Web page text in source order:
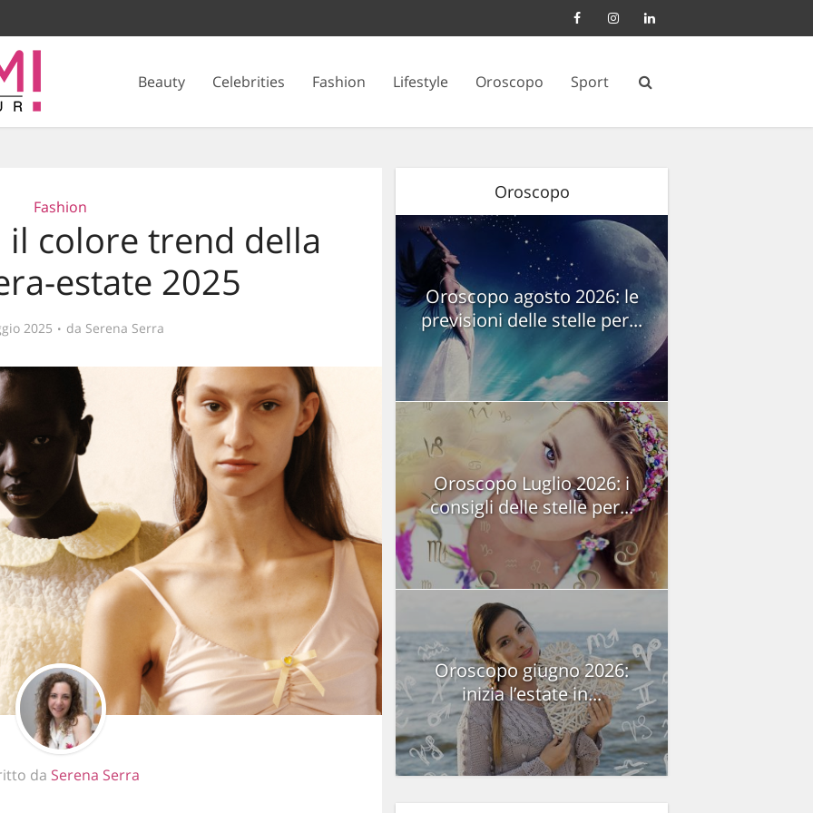
Beauty Celebrities Fashion Lifestyle Oroscopo Sport
Fashion
colore trend della
estate 2025
2025 da Serena Serra
da Serena Serra
Oroscopo
Oroscopo agosto 2026: le
previsioni delle stelle per...
Oroscopo Luglio 2026: i
consigli delle stelle per...
Oroscopo giugno 2026:
inizia l’estate in...